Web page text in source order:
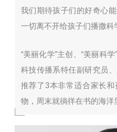
我们期待孩子们的好奇心
一切离不开给孩子们播撒科
“美丽化学”主创、“美丽科学
科技传播系特任副研究员
推荐了3本非常适合家长
物，周末就徜徉在书的海洋